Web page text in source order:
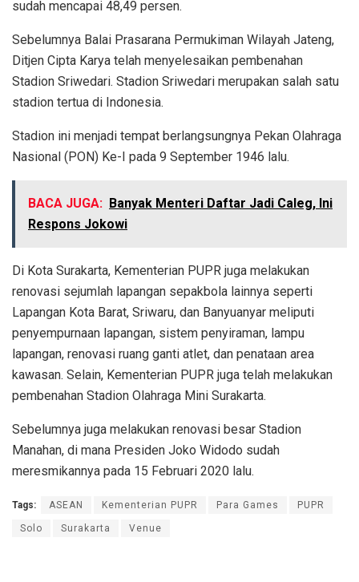
sudah mencapai 48,49 persen.
Sebelumnya Balai Prasarana Permukiman Wilayah Jateng,
Ditjen Cipta Karya telah menyelesaikan pembenahan
Stadion Sriwedari. Stadion Sriwedari merupakan salah satu
stadion tertua di Indonesia.
Stadion ini menjadi tempat berlangsungnya Pekan Olahraga
Nasional (PON) Ke-I pada 9 September 1946 lalu.
BACA JUGA: Banyak Menteri Daftar Jadi Caleg, Ini
Respons Jokowi
Di Kota Surakarta, Kementerian PUPR juga melakukan
renovasi sejumlah lapangan sepakbola lainnya seperti
Lapangan Kota Barat, Sriwaru, dan Banyuanyar meliputi
penyempurnaan lapangan, sistem penyiraman, lampu
lapangan, renovasi ruang ganti atlet, dan penataan area
kawasan. Selain, Kementerian PUPR juga telah melakukan
pembenahan Stadion Olahraga Mini Surakarta.
Sebelumnya juga melakukan renovasi besar Stadion
Manahan, di mana Presiden Joko Widodo sudah
meresmikannya pada 15 Februari 2020 lalu.
Tags: ASEAN Kementerian PUPR Para Games PUPR
Solo Surakarta Venue